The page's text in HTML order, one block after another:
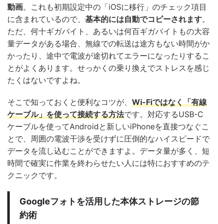
動画。これも初期設定中の「iOSに移行」のチェック項目
に含まれているので、 基本的には自動でコピーされます。
ただ、何十ギガバイト、あるいは何百ギガバイトもの大容
量データがある場合、無線での転送は途方もない時間がか
かったり、途中で電波が途切れてエラーになったりするこ
とがよくあります。せっかくの乗り換えでストレスを感じ
たくはないですよね。
そこで知っておくと便利なコツが、 Wi-Fiではなく「有線
ケーブル」を使って接続する方法です。対応するUSB-C
ケーブルを使ってAndroidと新しいiPhoneを直接つなぐこ
とで、周囲の電波干渉を受けずに圧倒的なハイスピードで
データを流し込むことができますよ。データ量が多く、短
時間で確実に作業を終わらせたい人には特におすすめのテ
クニックです。
Googleフォトを活用した本体ストレージの節
約術